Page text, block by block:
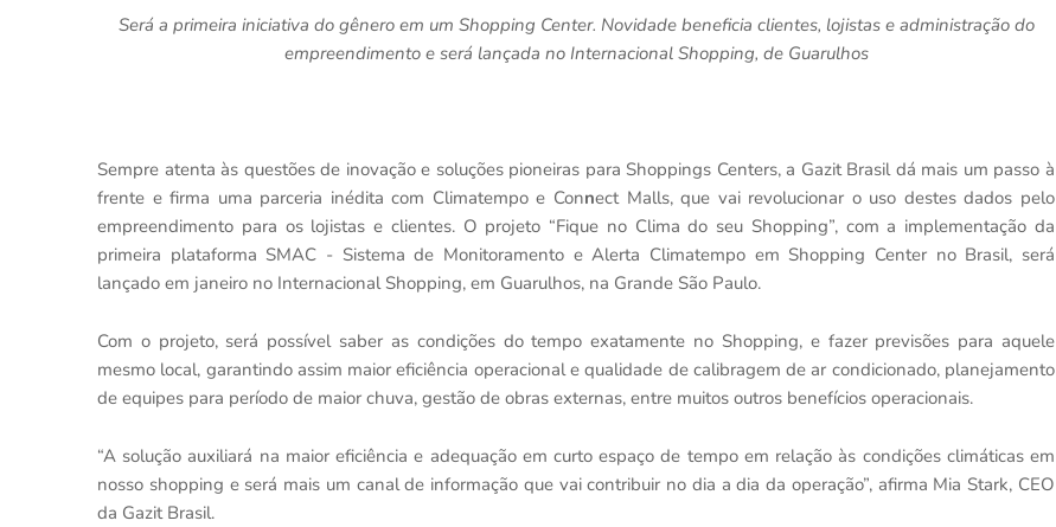
Será a primeira iniciativa do gênero em um Shopping Center. Novidade beneficia clientes, lojistas e administração do
empreendimento e será lançada no Internacional Shopping, de Guarulhos
Sempre atenta às questões de inovação e soluções pioneiras para Shoppings Centers, a Gazit Brasil dá mais um passo à
frente e firma uma parceria inédita com Climatempo e Connect Malls, que vai revolucionar o uso destes dados pelo
empreendimento para os lojistas e clientes. O projeto “Fique no Clima do seu Shopping”, com a implementação da
primeira plataforma SMAC - Sistema de Monitoramento e Alerta Climatempo em Shopping Center no Brasil, será
lançado em janeiro no Internacional Shopping, em Guarulhos, na Grande São Paulo.
Com o projeto, será possível saber as condições do tempo exatamente no Shopping, e fazer previsões para aquele
mesmo local, garantindo assim maior eficiência operacional e qualidade de calibragem de ar condicionado, planejamento
de equipes para período de maior chuva, gestão de obras externas, entre muitos outros benefícios operacionais.
“A solução auxiliará na maior eficiência e adequação em curto espaço de tempo em relação às condições climáticas em
nosso shopping e será mais um canal de informação que vai contribuir no dia a dia da operação”, afirma Mia Stark, CEO
da Gazit Brasil.